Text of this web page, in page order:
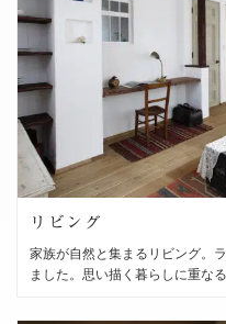
リビング
家族が自然と集まるリビング。
ました。思い描く暮らしに重な